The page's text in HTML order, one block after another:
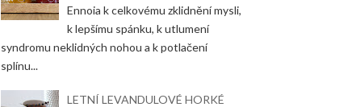
Ennoia k celkovému zklidnění mysli,
k lepšímu spánku, k utlumení
syndromu neklidných nohou a k potlačení
splínu...
LETNÍ LEVANDULOVÉ HORKÉ